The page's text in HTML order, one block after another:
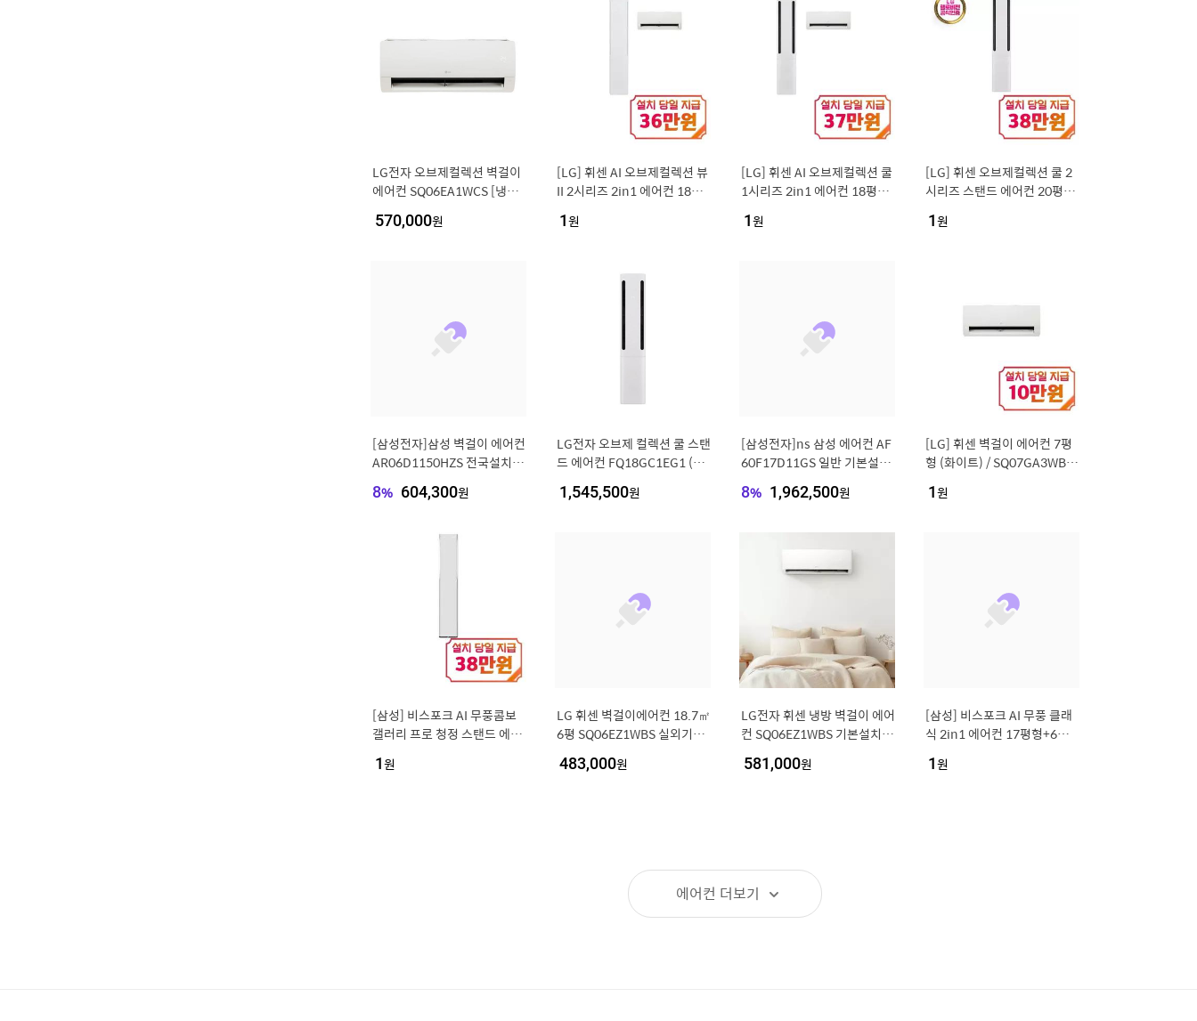
LG전자 오브제컬렉션 벽걸이
에어컨 SQ06EA1WCS [냉방
치비동일]
570,000원
[LG] 휘센 AI 오브제컬렉션 뷰
II 2시리즈 2in1 에어컨 18평
Q18GU2EA2
1원
[LG] 휘센 AI 오브제컬렉션 쿨
1시리즈 2in1 에어컨 18평형
8GC1EA2
1원
[LG] 휘센 오브제컬렉션 쿨 2
시리즈 스탠드 에어컨 20평형
A1
1원
[삼성전자]삼성 벽걸이 에어컨
AR06D1150HZS 전국설치 실
5925852]
8% 604,300원
LG전자 오브제 컬렉션 쿨 스탠
드 에어컨 FQ18GC1EG1 (일
기포함) [전국설치비동일]
1,545,500원
[삼성전자]ns 삼성 에어컨 AF
60F17D11GS 일반 기본설치
8% 1,962,500원
[LG] 휘센 벽걸이 에어컨 7평
형 (화이트) / SQ07GA3WBS
1원
[삼성] 비스포크 AI 무풍콤보
갤러리 프로 청정 스탠드 에어
센셜 화이트) / AF90H17D35
1원
LG 휘센 벽걸이에어컨 18.7㎡
6평 SQ06EZ1WBS 실외기포
483,000원
LG전자 휘센 냉방 벽걸이 에어
컨 SQ06EZ1WBS 기본설치비
581,000원
[삼성] 비스포크 AI 무풍 클래
식 2in1 에어컨 17평형+6평
7D11GRS
1원
에어컨 더보기